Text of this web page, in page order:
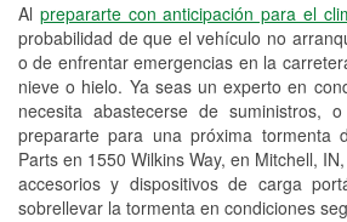
Al prepararte con anticipación para el
probabilidad de que el vehículo no
o de enfrentar emergencias en la
nieve o hielo. Ya seas un experto en
necesita abastecerse de suministros,
prepararte para una próxima tormenta
Parts en 1550 Wilkins Way, en Mitchell,
accesorios y dispositivos de carga
sobrellevar la tormenta en condiciones
Snowstorm Supplies
Tornado Supplies
Conoce más